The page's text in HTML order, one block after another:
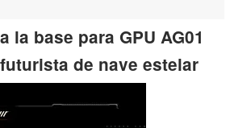
la base para GPU AG01
de nave estelar